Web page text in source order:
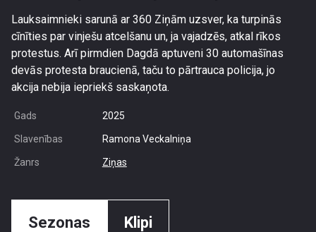
Lauksaimnieki sarunā ar 360 Ziņām uzsver, ka turpinās
cīnīties par vinješu atcelšanu un, ja vajadzēs, atkal rīkos
protestus. Arī pirmdien Dagdā aptuveni 30 automašīnas
devās protesta braucienā, taču to pārtrauca policija, jo
akcija nebija iepriekš saskaņota.
Gads 2025
Slavenības Ramona Veckalniņa
Žanrs Ziņas
Sezonas Klipi